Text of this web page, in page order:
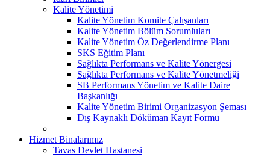
Kalite Yönetimi
Kalite Yönetim Komite Çalışanları
Kalite Yönetim Bölüm Sorumluları
Kalite Yönetim Öz Değerlendirme Planı
SKS Eğitim Planı
Sağlıkta Performans ve Kalite Yönergesi
Sağlıkta Performans ve Kalite Yönetmeliği
SB Performans Yönetim ve Kalite Daire
Başkanlığı
Kalite Yönetim Birimi Organizasyon Şeması
Dış Kaynaklı Döküman Kayıt Formu
Hizmet Binalarımız
Tavas Devlet Hastanesi